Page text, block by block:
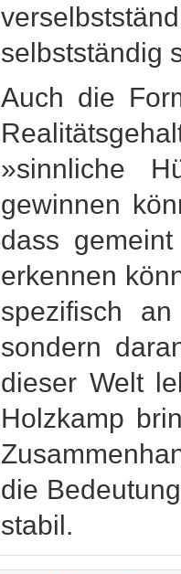
selbstständig
Auch die
»sinnliche
gewinnen
dass
erkennen
spezifisch
sondern
dieser Welt
Holzkamp
die
stabil.